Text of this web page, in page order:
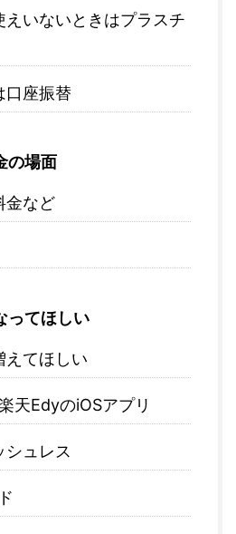
えいないときはプラスチ
口座振替
の場面
金など
ってほしい
えてほしい
天EdyのiOSアプリ
シュレス